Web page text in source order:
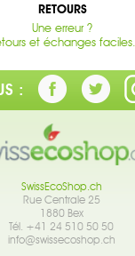
RETOURS
Une erreur ?
et échanges faciles.
:
SwissEcoShop.ch
Rue Centrale 25
1880 Bex
Tél. +41 24 510 50 50
info@swissecoshop.ch